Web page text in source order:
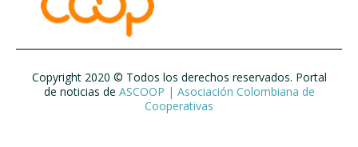
Copyright 2020 © Todos los derechos reservados. Portal
de noticias de ASCOOP | Asociación Colombiana de
Cooperativas